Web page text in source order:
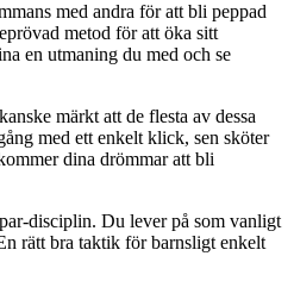
med andra för att bli peppad
metod för att öka sitt
en utmaning du med och se
märkt att de flesta av dessa
med ett enkelt klick, sen sköter
dina drömmar att bli
disciplin. Du lever på som vanligt
rätt bra taktik för barnsligt enkelt